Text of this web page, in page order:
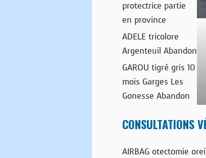
protectrice partie
en province
ADELE tricolore
Argenteuil Abandon
GAROU tigré gris 10
mois Garges Les
Gonesse Abandon
CONSULTATIONS
AIRBAG otectomie